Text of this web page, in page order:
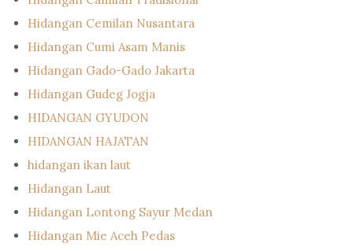
Hidangan Cemilan Nusantara
Hidangan Cumi Asam Manis
Hidangan Gado-Gado Jakarta
Hidangan Gudeg Jogja
HIDANGAN GYUDON
HIDANGAN HAJATAN
hidangan ikan laut
Hidangan Laut
Hidangan Lontong Sayur Medan
Hidangan Mie Aceh Pedas